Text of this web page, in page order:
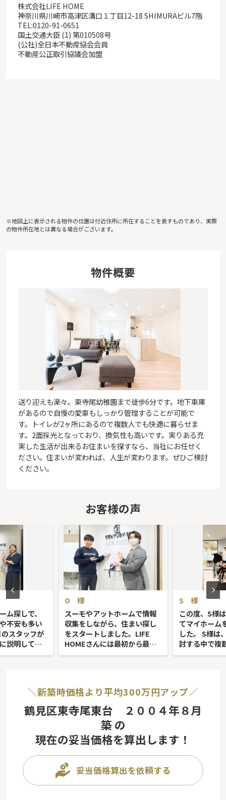
株式会社LIFE HOME
神奈川県川崎市高津区溝口１丁目12-18 SHIMURAビル7階
TEL:0120-91-0651
国土交通大臣 (1) 第010508号
(公社)全日本不動産協会会員
不動産公正取引協議会加盟
※地図上に表示される物件の位置は付近住所に所在することを表すものであり、実際
の物件所在地とは異なる場合がございます。
物件概要
送り迎えも楽々。東寺尾幼稚園まで徒歩6分です。地下車庫
があるので自慢の愛車もしっかり管理することが可能で
す。トイレが2ヶ所にあるので複数人でも快適に暮らせま
す。2面採光となっており、換気性も高いです。実りある充
実した生活が出来るお住まいを探すなら、当社にお任せく
ださい。住まいが変われば、人生が変わります。ぜひご検討
ください。
お客様の声
ム探しで、
不安も多い
スタッフが
説明してく
して購入ま
O 様
スーモやアットホームで情報
収集をしながら、住まい探し
をスタートしました。LIFE
HOMEさんには最初から最後
までお世話になり、他の不動
S 様
この度、S様
てマイホーム
した。 S様は
討する中で複
を比較され、
＼新築時価格より平均300万円アップ／
鶴見区東寺尾東台 ２００４年８月
築 の
現在の妥当価格を算出します！
妥当価格算出を依頼する